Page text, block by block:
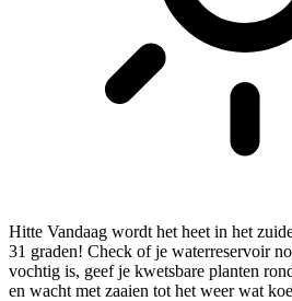
Hitte Vandaag wordt het heet in het
31 graden! Check of je waterreservoir
vochtig is, geef je kwetsbare planten
en wacht met zaaien tot het weer wat